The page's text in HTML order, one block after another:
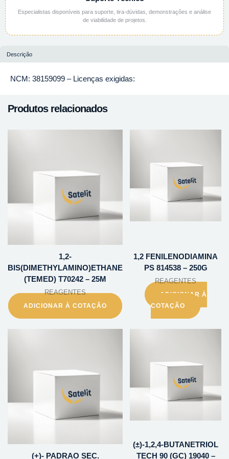
Especialistas disponíveis para suporte, tira-dúvidas, demonstrações e análise
de viabilidade de projetos.
Descrição
NCM: 38159099 – Licenças exigidas:
Produtos relacionados
1,2-
BIS(DIMETHYLAMINO)ETHANE
(TEMED) T70242 – 25M
REAGENTES
ADICIONAR À COTAÇÃO
1,2 FENILENODIAMINA
PS 814538 – 250G
REAGENTES
ADICIONAR À
COTAÇÃO
(+)- PADRAO SEC.
(±)-1,2,4-BUTANETRIOL
TECH 90 (GC) 19040 –